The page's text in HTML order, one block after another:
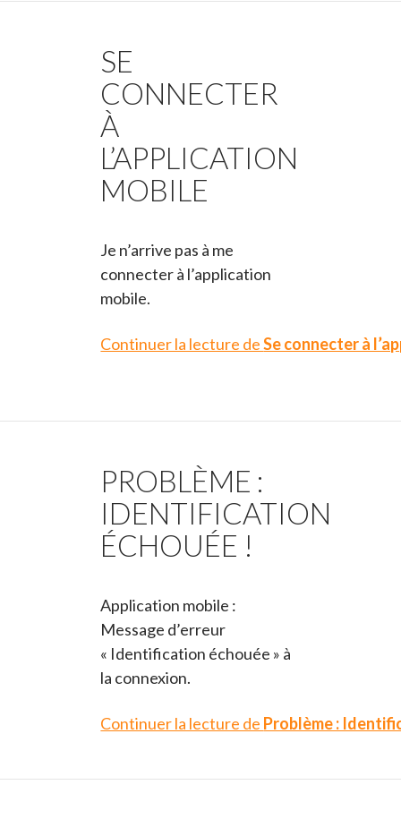
SE
CONNECTER
À
L’APPLICATION
MOBILE
Je n’arrive pas à me
connecter à l’application
mobile.
Continuer la lecture deSe connecter à
PROBLÈME :
IDENTIFICATION
ÉCHOUÉE !
Application mobile :
Message d’erreur
« Identification échouée » à
la connexion.
Continuer la lecture de Problème :